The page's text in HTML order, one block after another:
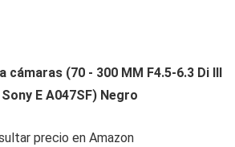
cámaras (70 - 300 MM F4.5-6.3 Di III
Sony E A047SF) Negro
precio en Amazon